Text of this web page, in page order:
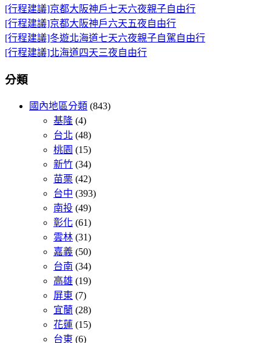
[行程建議]京都大阪神戶七天六夜親子自由行
[行程建議]京都大阪神戶六天五夜自由行
[行程建議]冬遊北海道七天六夜親子自駕自由行
[行程建議]北海道四天三夜自由行
分類
國內地區分類 (843)
基隆 (4)
台北 (48)
桃園 (15)
新竹 (34)
苗栗 (42)
台中 (393)
南投 (49)
彰化 (61)
雲林 (31)
嘉義 (50)
台南 (34)
高雄 (19)
屏東 (7)
宜蘭 (28)
花蓮 (15)
台東 (6)